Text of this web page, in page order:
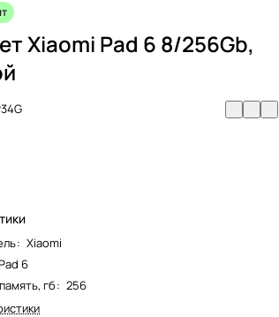
Xiaomi Pad 6 8/256Gb,
: Xiaomi
6
гб: 256